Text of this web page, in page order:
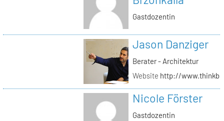
Gastdozentin
Jason Danziger
Berater - Architektur
Website http://
Nicole Förster
Gastdozentin